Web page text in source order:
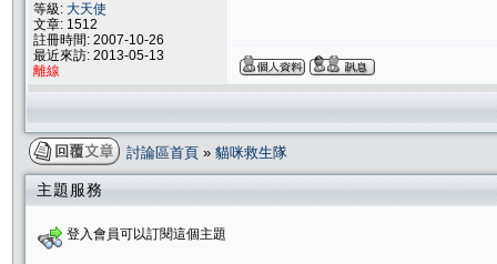
等級: 大天使
文章: 1512
註冊時間: 2007-10-26
最近來訪: 2013-05-13
離線
討論區首頁 » 貓咪救生隊
主題服務
登入會員可以訂閱這個主題